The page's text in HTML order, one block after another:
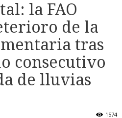
la FAO
de la
tras
consecutivo
de lluvias
1574